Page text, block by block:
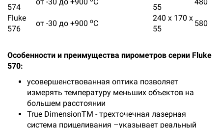
574
55
Fluke
576
от -30 до +900 оС
240 х 170 х
55
580
Особенности и преимущества пирометров серии Fluke
570:
усовершенствованная оптика позволяет
измерять температуру меньших объектов на
большем расстоянии
True DimensionTM - трехточечная лазерная
система прицеливания –указывает реальный